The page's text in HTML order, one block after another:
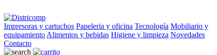
Impresoras y cartuchos Papeleria y oficina Tecnología Mobiliario y
equipamiento Alimentos y bebidas Higiene y limpieza Novedades
Contacto